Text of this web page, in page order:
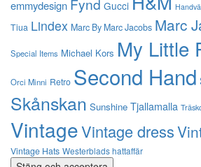
emmydesign Fynd Gucci
Tiua Lindex Marc By Marc Jacobs Marc
Special Items Michael Kors My Little
Orci Minni Retro Second Hand
Skånskan Sunshine Tjallamalla
VintageVintage dress
Vintage Hats Westerblads hattaffär